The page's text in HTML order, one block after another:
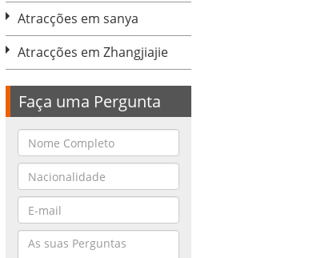
Atracções em sanya
Atracções em Zhangjiajie
Faça uma Pergunta